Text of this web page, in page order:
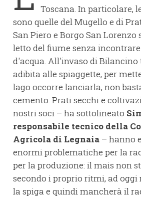
Toscana. In particolare,
sono quelle del Mugello e di
San Piero e Borgo San
letto del fiume senza
d'acqua. All'invaso di
adibita alle spiaggette, per
lago occorre lanciarla, non
cemento. Prati secchi e
nostri soci – ha sottolineato
responsabile tecnico della
Agricola di Legnaia – hanno
enormi problematiche per la
per la produzione: il mais non
secondo i proprio ritmi, ad oggi
la spiga e quindi mancherà il